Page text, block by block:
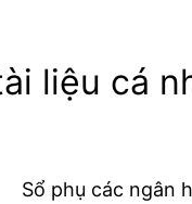
liệu cá
Sổ phụ các ngân